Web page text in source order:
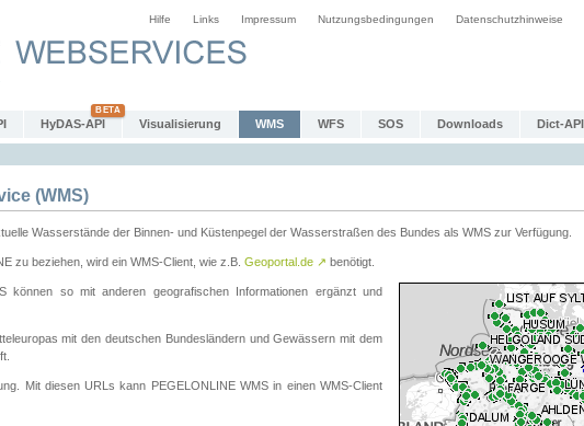
Hilfe Links Impressum Nutzungsbedingungen Datenschutzhinweise
HyDAS-API Visualisierung WMS WFS SOS Downloads Dict-API
(WMS)
Wasserstände der Binnen- und Küstenpegel der Wasserstraßen des Bundes als WMS zur Verfügung.
zu beziehen, wird ein WMS-Client, wie z.B. Geoportal.de ↗ benötigt.
können so mit anderen geografischen Informationen ergänzt und
mit den deutschen Bundesländern und Gewässern mit dem
Mit diesen URLs kann PEGELONLINE WMS in einen WMS-Client